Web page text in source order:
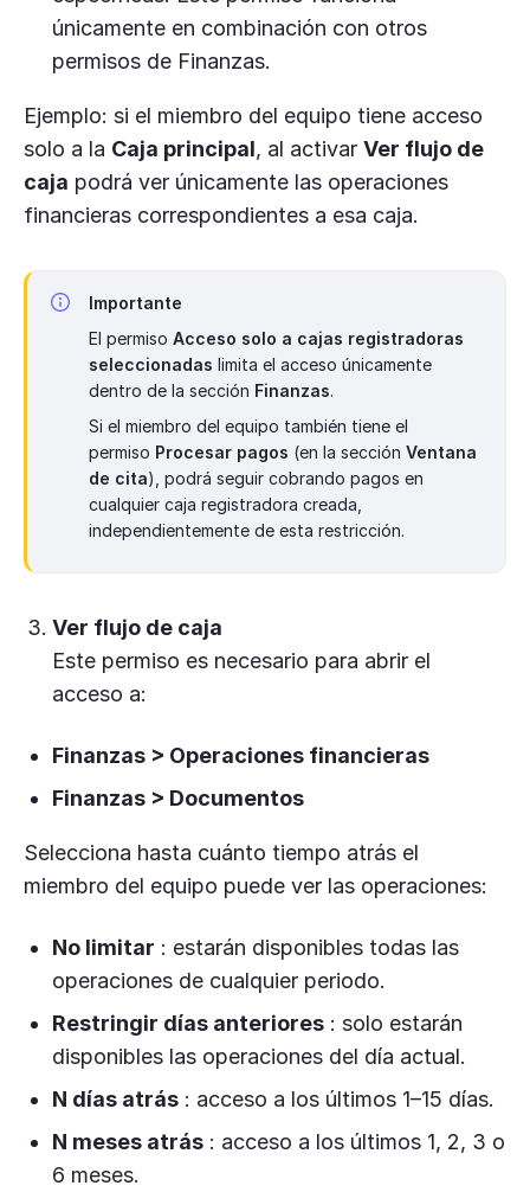
únicamente en combinación con otros
permisos de Finanzas.
Ejemplo: si el miembro del equipo tiene acceso
solo a la Caja principal, al activar Ver flujo de
caja podrá ver únicamente las operaciones
financieras correspondientes a esa caja.
Importante
El permiso Acceso solo a cajas registradoras
seleccionadas limita el acceso únicamente
dentro de la sección Finanzas.
Si el miembro del equipo también tiene el
permiso Procesar pagos (en la sección Ventana
de cita), podrá seguir cobrando pagos en
cualquier caja registradora creada,
independientemente de esta restricción.
Ver flujo de caja
Este permiso es necesario para abrir el
acceso a:
Finanzas > Operaciones financieras
Finanzas > Documentos
Selecciona hasta cuánto tiempo atrás el
miembro del equipo puede ver las operaciones:
No limitar : estarán disponibles todas las
operaciones de cualquier periodo.
Restringir días anteriores : solo estarán
disponibles las operaciones del día actual.
N días atrás : acceso a los últimos 1–15 días.
N meses atrás : acceso a los últimos 1, 2, 3 o
6 meses.